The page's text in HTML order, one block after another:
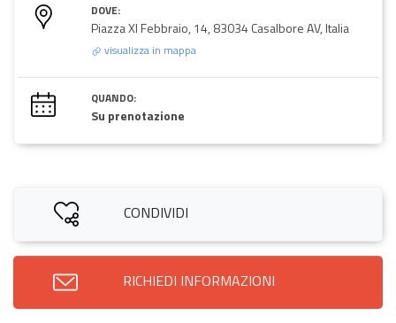
DOVE:
Piazza XI Febbraio, 14, 83034 Casalbore AV, Italia
visualizza in mappa
QUANDO:
Su prenotazione
CONDIVIDI
RICHIEDI INFORMAZIONI